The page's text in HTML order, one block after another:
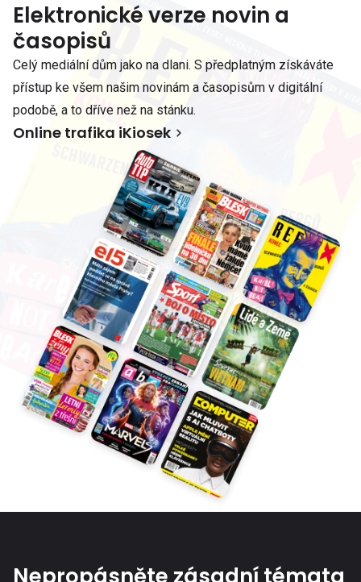
Elektronické verze novin a
časopisů
Celý mediální dům jako na dlani. S předplatným získáváte
přístup ke všem našim novinám a časopisům v digitální
podobě, a to dříve než na stánku.
Online trafika iKiosek